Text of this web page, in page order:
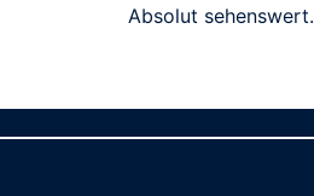
Absolut sehenswert.